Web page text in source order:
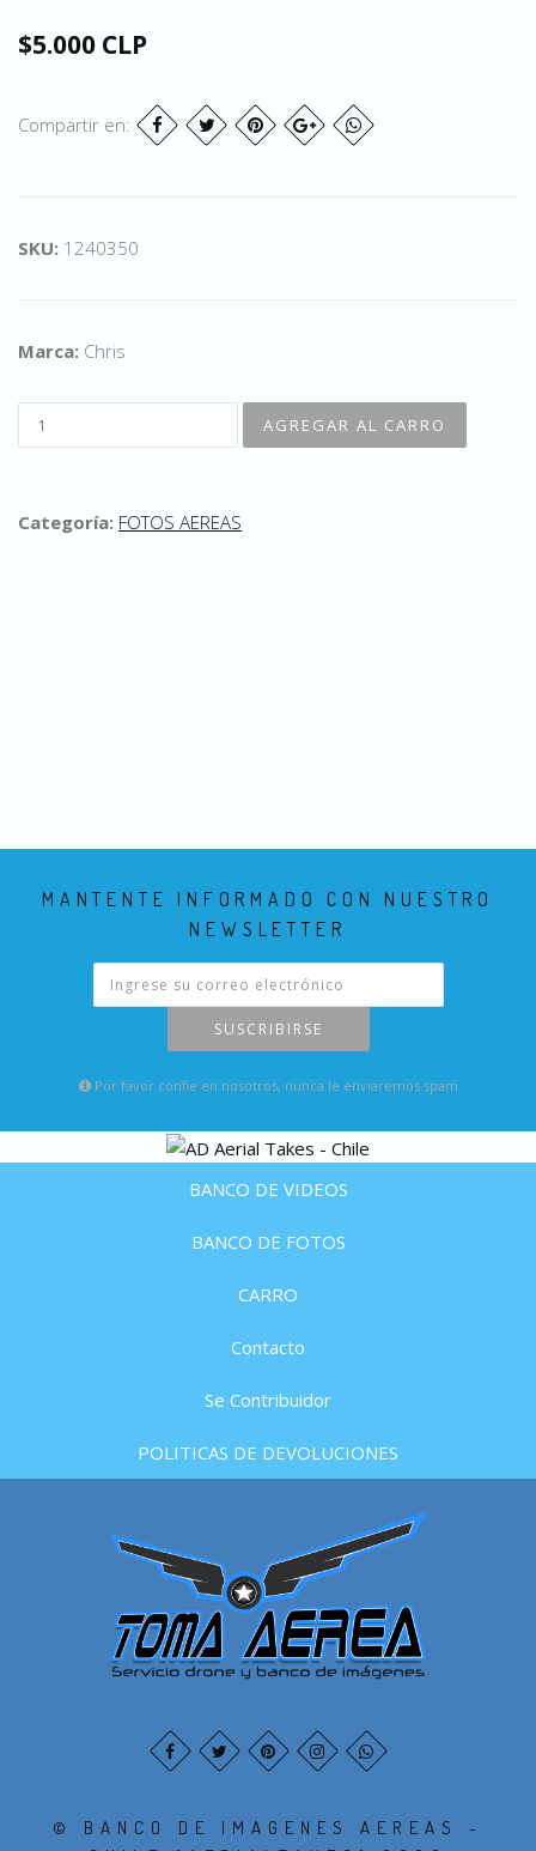
$5.000 CLP
Compartir en:
SKU: 1240350
Marca: Chris
Categoría: FOTOS AEREAS
MANTENTE INFORMADO CON NUESTRO
NEWSLETTER
SUSCRIBIRSE
Por favor confie en nosotros, nunca le enviaremos spam
BANCO DE VIDEOS
BANCO DE FOTOS
CARRO
Contacto
Se Contribuidor
POLITICAS DE DEVOLUCIONES
© BANCO DE IMAGENES AEREAS -